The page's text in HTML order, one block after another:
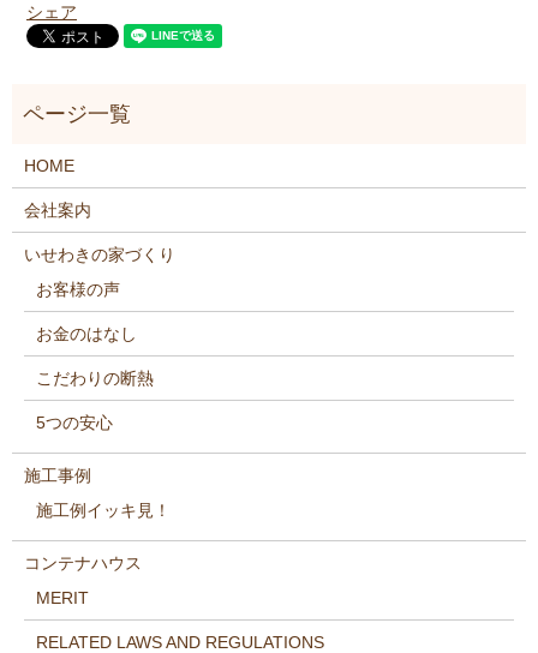
シェア
HOME
会社案内
いせわきの家づくり
お客様の声
お金のはなし
こだわりの断熱
5つの安心
施工事例
施工例イッキ見！
コンテナハウス
MERIT
RELATED LAWS AND REGULATIONS